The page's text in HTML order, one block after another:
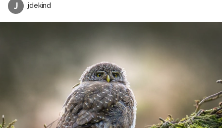
J jdekind